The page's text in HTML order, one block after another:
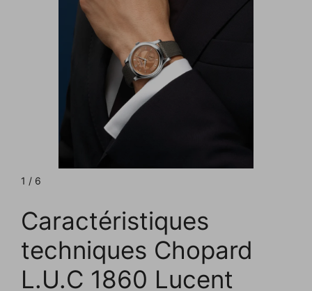
1 / 6
Caractéristiques
techniques Chopard
L.U.C 1860 Lucent